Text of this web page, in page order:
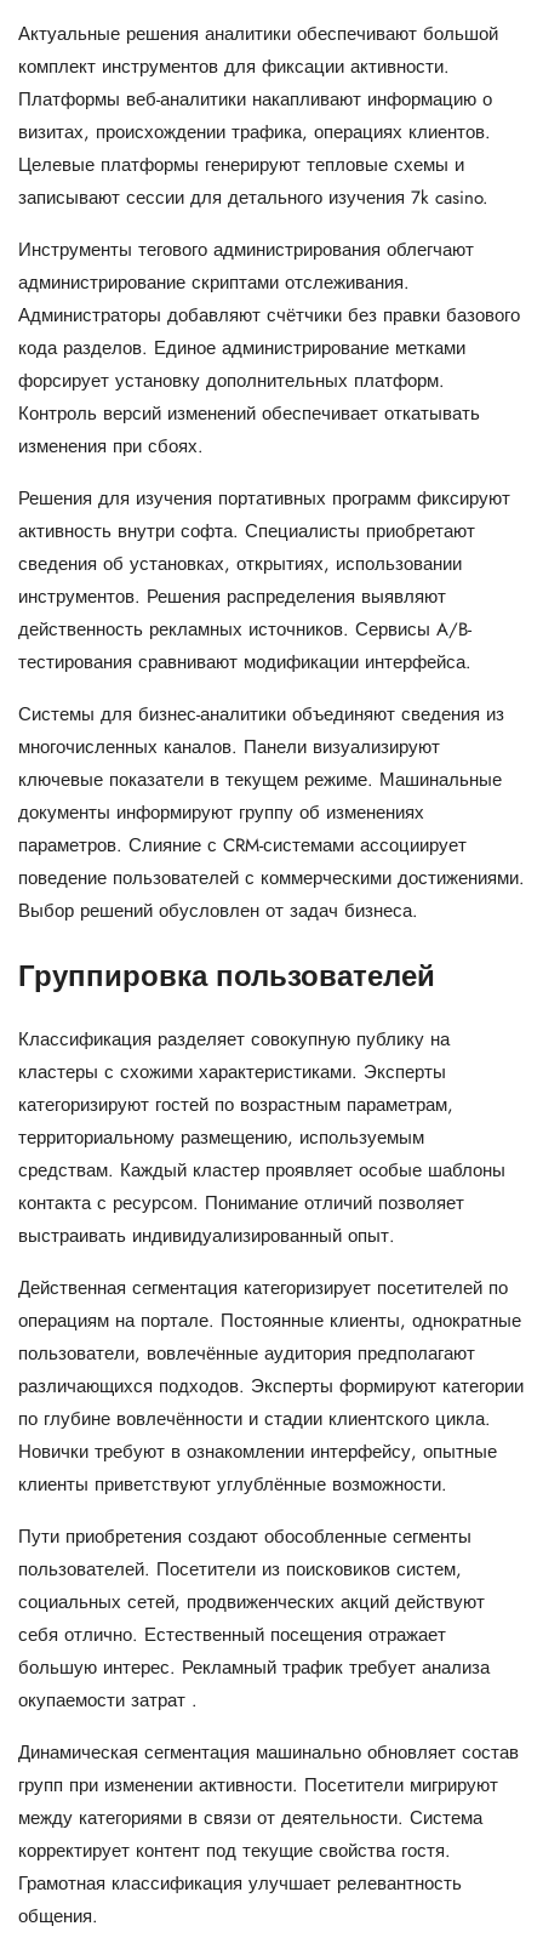
Актуальные решения аналитики обеспечивают большой
комплект инструментов для фиксации активности.
Платформы веб-аналитики накапливают информацию о
визитах, происхождении трафика, операциях клиентов.
Целевые платформы генерируют тепловые схемы и
записывают сессии для детального изучения 7k casino.
Инструменты тегового администрирования облегчают
администрирование скриптами отслеживания.
Администраторы добавляют счётчики без правки базового
кода разделов. Единое администрирование метками
форсирует установку дополнительных платформ.
Контроль версий изменений обеспечивает откатывать
изменения при сбоях.
Решения для изучения портативных программ фиксируют
активность внутри софта. Специалисты приобретают
сведения об установках, открытиях, использовании
инструментов. Решения распределения выявляют
действенность рекламных источников. Сервисы A/B-
тестирования сравнивают модификации интерфейса.
Системы для бизнес-аналитики объединяют сведения из
многочисленных каналов. Панели визуализируют
ключевые показатели в текущем режиме. Машинальные
документы информируют группу об изменениях
параметров. Слияние с CRM-системами ассоциирует
поведение пользователей с коммерческими достижениями.
Выбор решений обусловлен от задач бизнеса.
Группировка пользователей
Классификация разделяет совокупную публику на
кластеры с схожими характеристиками. Эксперты
категоризируют гостей по возрастным параметрам,
территориальному размещению, используемым
средствам. Каждый кластер проявляет особые шаблоны
контакта с ресурсом. Понимание отличий позволяет
выстраивать индивидуализированный опыт.
Действенная сегментация категоризирует посетителей по
операциям на портале. Постоянные клиенты, однократные
пользователи, вовлечённые аудитория предполагают
различающихся подходов. Эксперты формируют категории
по глубине вовлечённости и стадии клиентского цикла.
Новички требуют в ознакомлении интерфейсу, опытные
клиенты приветствуют углублённые возможности.
Пути приобретения создают обособленные сегменты
пользователей. Посетители из поисковиков систем,
социальных сетей, продвиженческих акций действуют
себя отлично. Естественный посещения отражает
большую интерес. Рекламный трафик требует анализа
окупаемости затрат .
Динамическая сегментация машинально обновляет состав
групп при изменении активности. Посетители мигрируют
между категориями в связи от деятельности. Система
корректирует контент под текущие свойства гостя.
Грамотная классификация улучшает релевантность
общения.